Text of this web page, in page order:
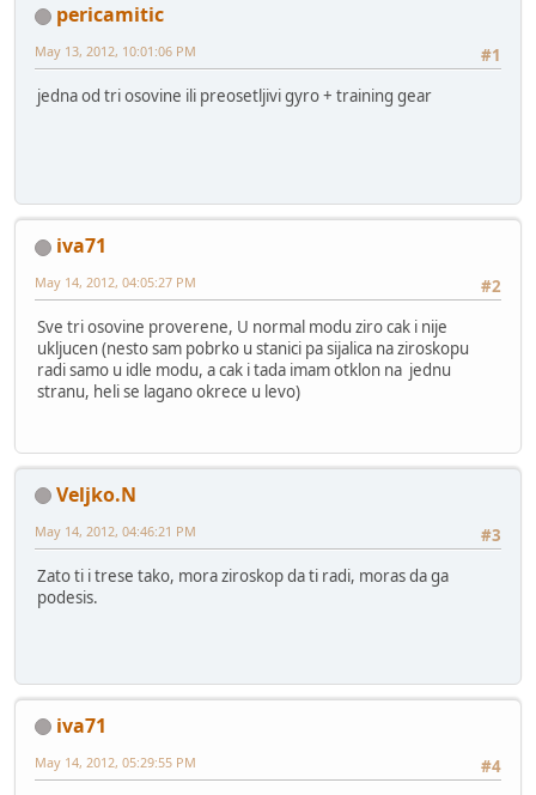
pericamitic
#1
May 13, 2012, 10:01:06 PM
jedna od tri osovine ili preosetljivi gyro + training gear
iva71
#2
May 14, 2012, 04:05:27 PM
Sve tri osovine proverene, U normal modu ziro cak i nije
ukljucen (nesto sam pobrko u stanici pa sijalica na ziroskopu
radi samo u idle modu, a cak i tada imam otklon na jednu
stranu, heli se lagano okrece u levo)
Veljko.N
#3
May 14, 2012, 04:46:21 PM
Zato ti i trese tako, mora ziroskop da ti radi, moras da ga
podesis.
iva71
#4
May 14, 2012, 05:29:55 PM